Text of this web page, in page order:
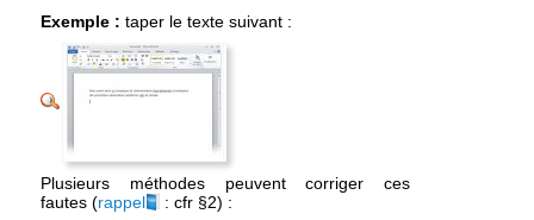
Exemple : taper le texte suivant :
Plusieurs méthodes peuvent corriger ces
fautes (rappel
: cfr §2) :